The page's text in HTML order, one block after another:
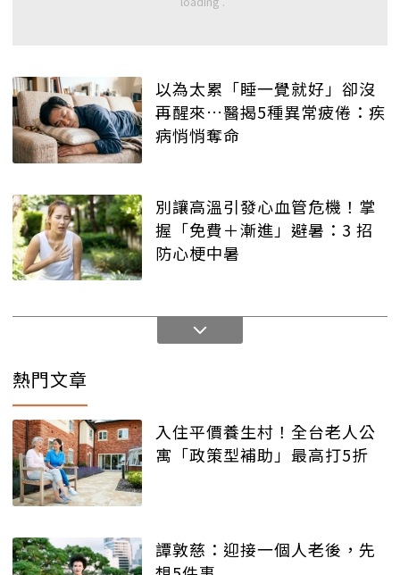
以為太累「睡一覺就好」卻沒
再醒來…醫揭5種異常疲倦：疾
病悄悄奪命
別讓高溫引發心血管危機！掌
握「免費＋漸進」避暑：3 招
防心梗中暑
熱門文章
入住平價養生村！全台老人公
寓「政策型補助」最高打5折
譚敦慈：迎接一個人老後，先